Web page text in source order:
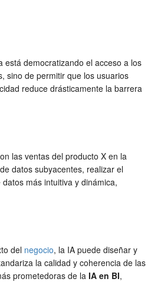
está democratizando el acceso a los
sino de permitir que los usuarios
reduce drásticamente la barrera
las ventas del producto X en la
datos subyacentes, realizar el
más intuitiva y dinámica,
del negocio, la IA puede diseñar y
la calidad y coherencia de las
prometedoras de la IA en BI,